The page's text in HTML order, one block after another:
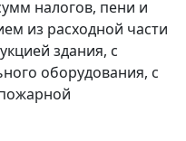
налогов, пени и
из расходной части
здания, с
оборудования, с